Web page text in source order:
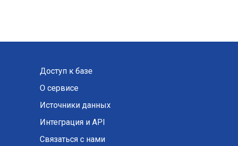
Доступ к базе
О сервисе
Источники данных
Интеграция и API
Связаться с нами